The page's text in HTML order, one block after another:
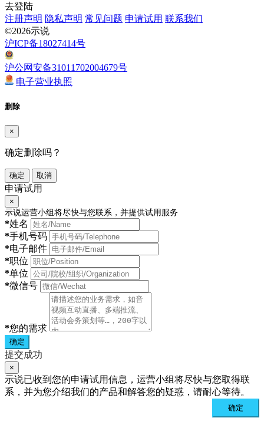
去登陆
注册声明 隐私声明 常见问题 申请试用 联系我们
©2026示说
沪ICP备18027414号
沪公网安备31011702004679号
电子营业执照
删除
×
确定删除吗？
确定 取消
申请试用
×
示说运营小组将尽快与您联系，并提供试用服务
*姓名
*手机号码
*电子邮件
*职位
*单位
*微信号
*您的需求
确定
提交成功
×
示说已收到您的申请试用信息，运营小组将尽快与您取得联
系，并为您介绍我们的产品和解答您的疑惑，请耐心等待。
确定